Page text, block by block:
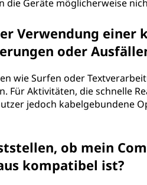
die Geräte möglicherweise
Verwendung einer
oder
wie Surfen oder
Für Aktivitäten, die schnelle
jedoch kabelgebundene
ob mein
kompatibel ist?